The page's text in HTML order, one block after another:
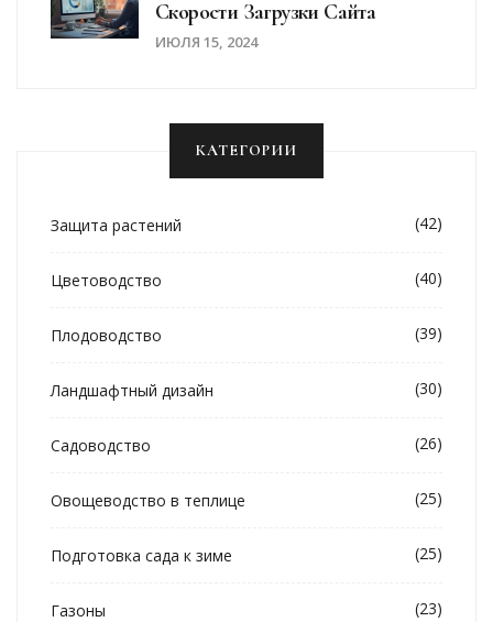
Скорости Загрузки Сайта
ИЮЛЯ 15, 2024
КАТЕГОРИИ
Защита растений (42)
Цветоводство (40)
Плодоводство (39)
Ландшафтный дизайн (30)
Садоводство (26)
Овощеводство в теплице (25)
Подготовка сада к зиме (25)
Газоны (23)